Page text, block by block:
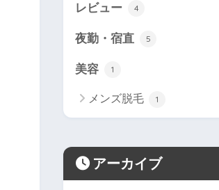
レビュー 4
夜勤・宿直 5
美容 1
メンズ脱毛 1
アーカイブ